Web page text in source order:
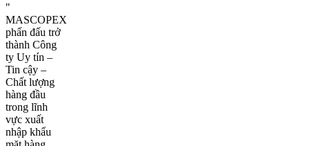
"
MASCOPEX
phấn đấu trở
thành Công
ty Uy tín –
Tin cậy –
Chất lượng
hàng đầu
trong lĩnh
vực xuất
nhập khẩu